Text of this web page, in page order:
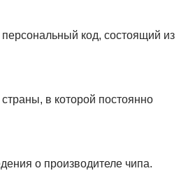
код, состоящий из
в которой постоянно
о производителе чипа.